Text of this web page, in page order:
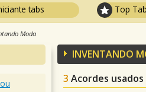
tabs Top
Moda
INVENTANDO
3 Acordes usados